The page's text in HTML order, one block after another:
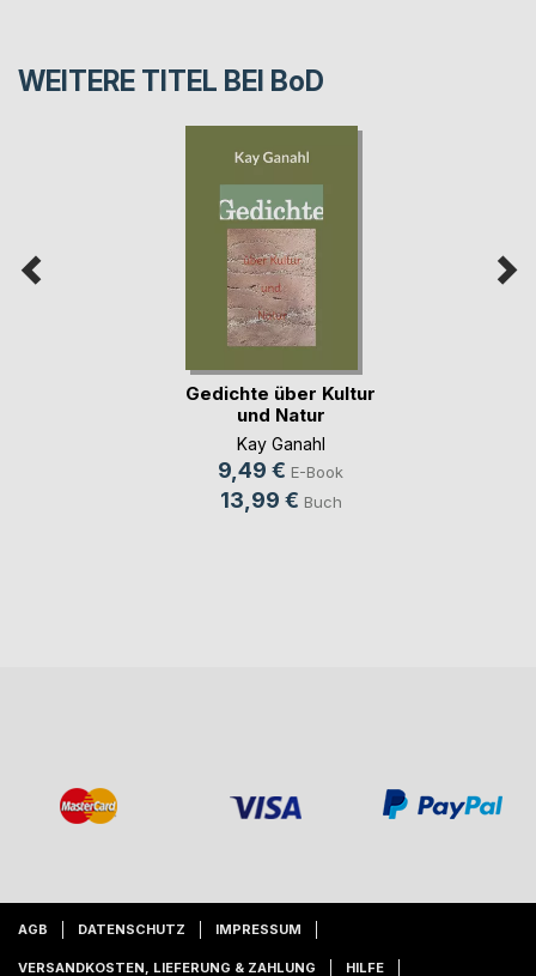
WEITERE TITEL BEI BoD
Gedichte über Kultur
und Natur
Kay Ganahl
9,49 € E-Book
13,99 € Buch
AGB DATENSCHUTZ IMPRESSUM
VERSANDKOSTEN, LIEFERUNG & ZAHLUNG HILFE